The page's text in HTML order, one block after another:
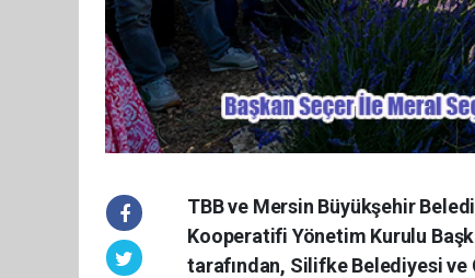
TBB ve Mersin Büyükşehir
Kooperatifi Yönetim Kurulu
tarafından, Silifke Belediyesi